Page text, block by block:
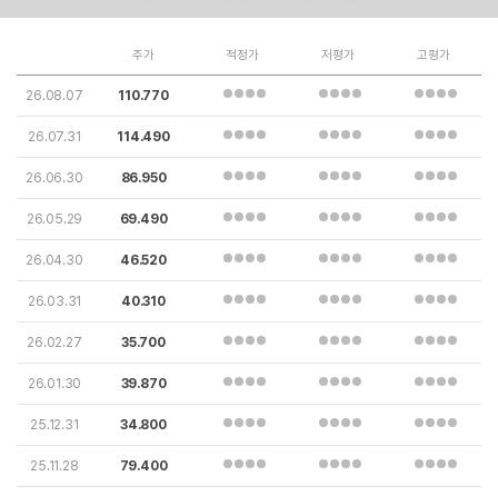
주가 적정가 저평가 고평가
26.08.07 110.770
26.07.31 114.490
26.06.30 86.950
26.05.29 69.490
26.04.30 46.520
26.03.31 40.310
26.02.27 35.700
26.01.30 39.870
25.12.31 34.800
25.11.28 79.400